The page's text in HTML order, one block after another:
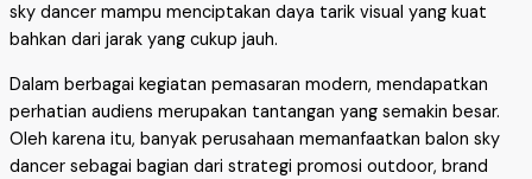
sky dancer mampu menciptakan daya tarik visual yang kuat
bahkan dari jarak yang cukup jauh.
Dalam berbagai kegiatan pemasaran modern, mendapatkan
perhatian audiens merupakan tantangan yang semakin besar.
Oleh karena itu, banyak perusahaan memanfaatkan balon sky
dancer sebagai bagian dari strategi promosi outdoor, brand